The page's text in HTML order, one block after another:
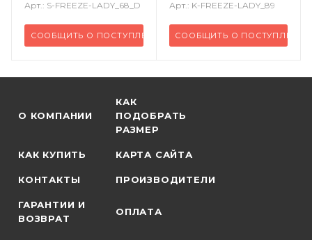
Арт.: S-FREEZE-LADY_68_D
СООБЩИТЬ О ПОСТУПЛЕНИИ
Арт.: K-FREEZE-LADY_89
СООБЩИТЬ О ПОСТУПЛЕНИИ
О КОМПАНИИ
КАК
ПОДОБРАТЬ
РАЗМЕР
КАК КУПИТЬ КАРТА САЙТА
КОНТАКТЫ ПРОИЗВОДИТЕЛИ
ГАРАНТИИ И
ВОЗВРАТ
ОПЛАТА